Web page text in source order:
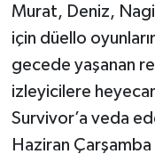
Murat, Deniz,
için düello
gecede yaşanan
izleyicilere
Survivor’a veda
Haziran